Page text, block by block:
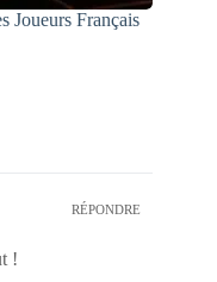
Joueurs Français
RÉPONDRE
!